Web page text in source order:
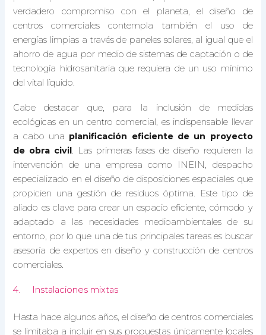
verdadero compromiso con el planeta, el diseño de
centros comerciales contempla también el uso de
energías limpias a través de paneles solares, al igual que el
ahorro de agua por medio de sistemas de captación o de
tecnología hidrosanitaria que requiera de un uso mínimo
del vital líquido.
Cabe destacar que, para la inclusión de medidas
ecológicas en un centro comercial, es indispensable llevar
a cabo una planificación eficiente de un proyecto
de obra civil. Las primeras fases de diseño requieren la
intervención de una empresa como INEIN, despacho
especializado en el diseño de disposiciones espaciales que
propicien una gestión de residuos óptima. Este tipo de
aliado es clave para crear un espacio eficiente, cómodo y
adaptado a las necesidades medioambientales de su
entorno, por lo que una de tus principales tareas es buscar
asesoría de expertos en diseño y construcción de centros
comerciales.
4. Instalaciones mixtas
Hasta hace algunos años, el diseño de centros comerciales
se limitaba a incluir en sus propuestas únicamente locales